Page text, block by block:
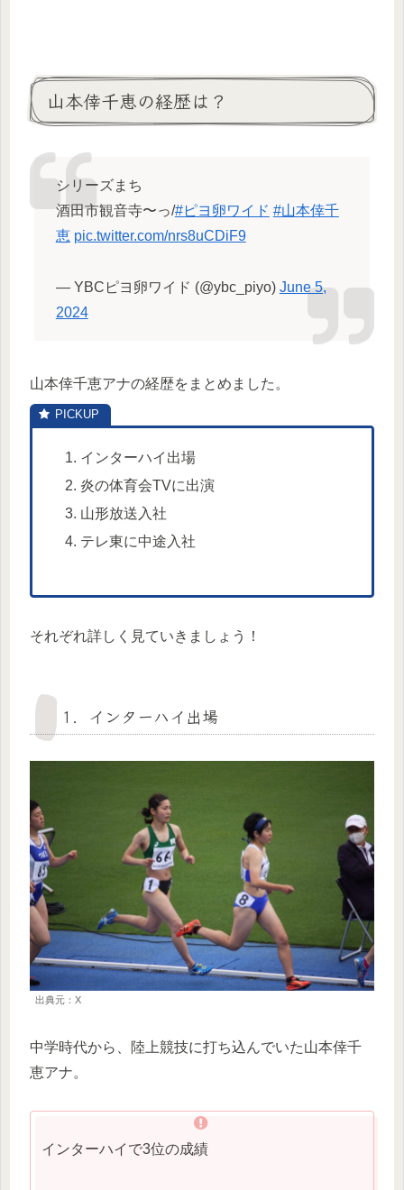
山本倖千恵の経歴は？
シリーズまち
酒田市観音寺〜っ/#ピヨ卵ワイド #山本倖千
恵 pic.twitter.com/nrs8uCDiF9
— YBCピヨ卵ワイド (@ybc_piyo) June 5,
2024
山本倖千恵アナの経歴をまとめました。
インターハイ出場
炎の体育会TVに出演
山形放送入社
テレ東に中途入社
それぞれ詳しく見ていきましょう！
1．インターハイ出場
出典元：X
中学時代から、陸上競技に打ち込んでいた山本倖千
恵アナ。
インターハイで3位の成績